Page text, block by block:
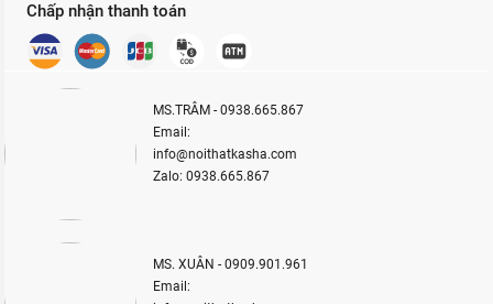
Chấp nhận thanh toán
MS.TRÂM - 0938.665.867
Email:
info@noithatkasha.com
Zalo: 0938.665.867
MS. XUÂN - 0909.901.961
Email: